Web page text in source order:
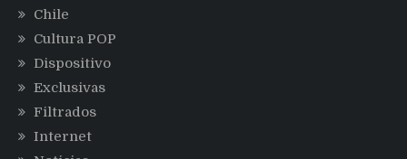
Chile
Cultura POP
Dispositivo
Exclusivas
Filtrados
Internet